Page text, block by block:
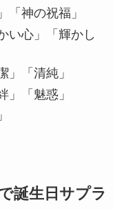
神の祝福」
い心」「輝かし
「清純」
「魅惑」
誕生日サプラ